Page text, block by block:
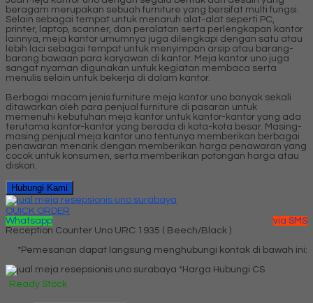
beragam merupakan sebuah furniture yang bersifat multi fungsi.
Selain sebagai tempat untuk menaruh alat-alat seperti PC,
printer, laptop, scanner, dan peralatan serta perlengkapan kantor
lainnya, meja kantor umumnya juga dilengkapi dengan satu atau
lebih laci sebagai tempat untuk menyimpan arsip atau barang-
barang bawaan para karyawan di kantor. Meja kantor uno juga
sangat nyaman digunakan untuk kegiatan membaca serta
menulis selain untuk bekerja di dalam kantor.
Berbagai macam jenis furniture meja kantor uno banyak sekali
ditawarkan oleh para penjual furniture di pasaran untuk
memenuhi kebutuhan meja kantor untuk kantor-kantor yang ada
terutama kantor-kantor yang berada di kota-kota besar. Masing-
masing penjual meja kantor uno tentunya memberikan berbagai
penawaran menarik dengan memberikan harga penawaran yang
cocok untuk konsumen, serta memberikan potongan harga atau
diskon.
Hubungi Kami
QUICK ORDER
Whatsapp
via SMS
Reception Counter Uno URC 1935 ( Beech/Black )
*Pemesanan dapat langsung menghubungi kontak di bawah ini:
*Harga Hubungi CS
Ready Stock